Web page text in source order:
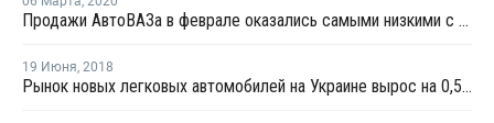
Продажи АвтоВАЗа в феврале оказались самыми низкими с 2017 года
19 Июня, 2018
Рынок новых легковых автомобилей на Украине вырос на 0,5% в мае